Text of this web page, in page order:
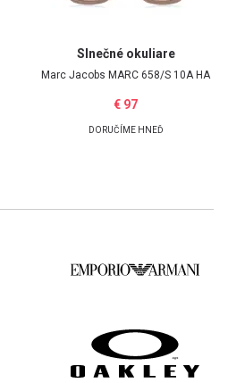
Slnečné okuliare
Marc Jacobs MARC 658/S 10A HA
€ 97
DORUČÍME HNEĎ